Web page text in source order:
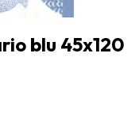
blu 45x120